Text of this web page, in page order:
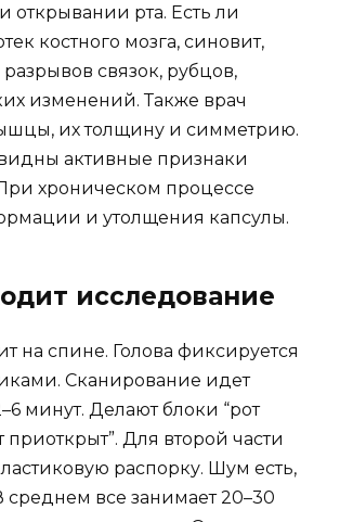
открывании рта. Есть ли
костного мозга, синовит,
связок, рубцов,
изменений. Также врач
их толщину и симметрию.
активные признаки
хроническом процессе
и утолщения капсулы.
исследование
на спине. Голова фиксируется
Сканирование идет
минут. Делают блоки “рот
приоткрыт”. Для второй части
распорку. Шум есть,
среднем все занимает 20–30